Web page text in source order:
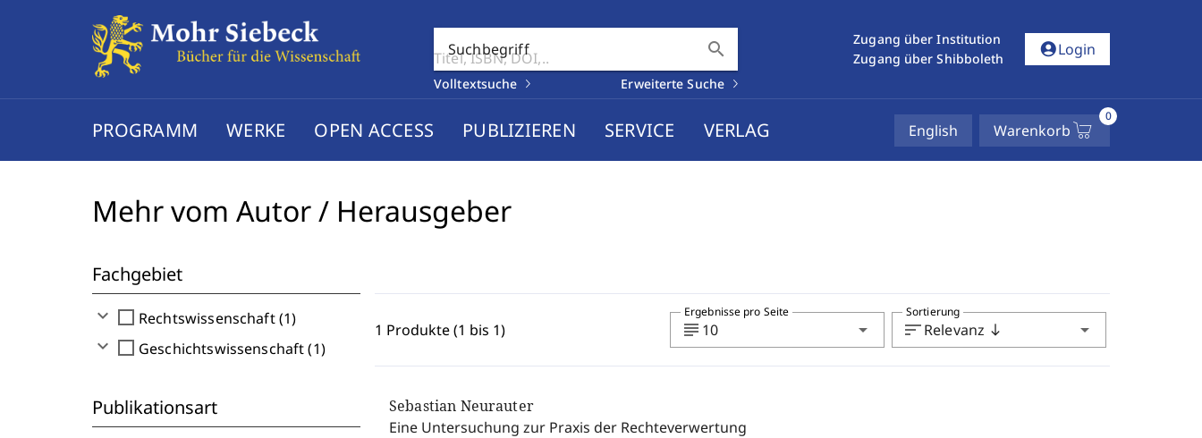
Suchbegriff search
Volltextsuche Erweiterte Suche
Zugang über Institution
Zugang über Shibboleth
account_circleLogin
PROGRAMM WERKE OPEN ACCESS PUBLIZIEREN SERVICE VERLAG English Warenkorb
0
Mehr vom Autor / Herausgeber
Fachgebiet
expand_more check_box_outline_blank Rechtswissenschaft (1)
expand_more check_box_outline_blank Geschichtswissenschaft (1)
Publikationsart
1 Produkte (1 bis 1) subject 10 arrow_drop_down
Ergebnisse pro Seite
sortRelevanz south arrow_drop_down
Sortierung
Sebastian Neurauter
Eine Untersuchung zur Praxis der Rechteverwertung